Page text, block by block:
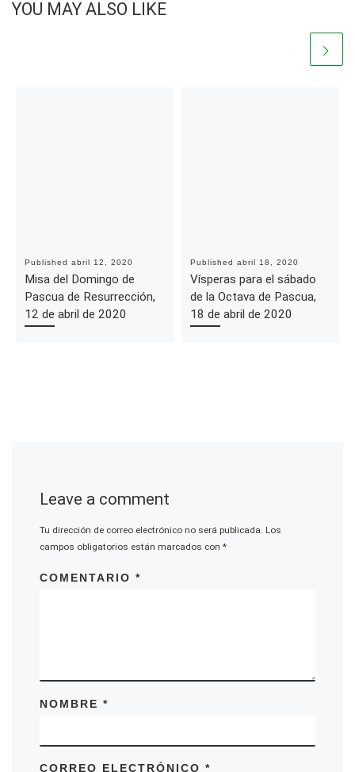
YOU MAY ALSO LIKE
Published abril 12, 2020
Misa del Domingo de
Pascua de Resurrección,
12 de abril de 2020
Published abril 18, 2020
Vísperas para el sábado
de la Octava de Pascua,
18 de abril de 2020
Leave a comment
Tu dirección de correo electrónico no será publicada. Los
campos obligatorios están marcados con*
COMENTARIO*
NOMBRE*
CORREO ELECTRÓNICO*